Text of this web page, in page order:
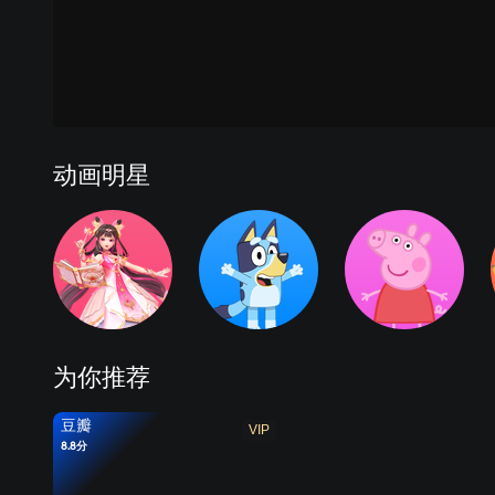
动画明星
为你推荐
VIP
豆瓣
8.8分